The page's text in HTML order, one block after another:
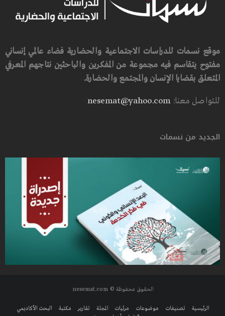
موقع نسمات للدراسات الاجتماعية والحضارية فضاء عالمي إنساني
مفتوح يتقاسم فيه مجموعة من المفكرين والباحثين نتاجهم المعرفي
المتعلق بقضايا الإنسان والمجتمع والحضارة.
للتواصل معنا:nesemat@yahoo.com
الجديد من نسمات
الحقوق محفوظة © nesemat.com
الرئيسية تصنيفات موضوعات مرئيات المجلة تقارير مكتبة
البحث الأكاديمي